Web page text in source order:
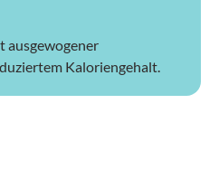
ausgewogener
Kaloriengehalt.